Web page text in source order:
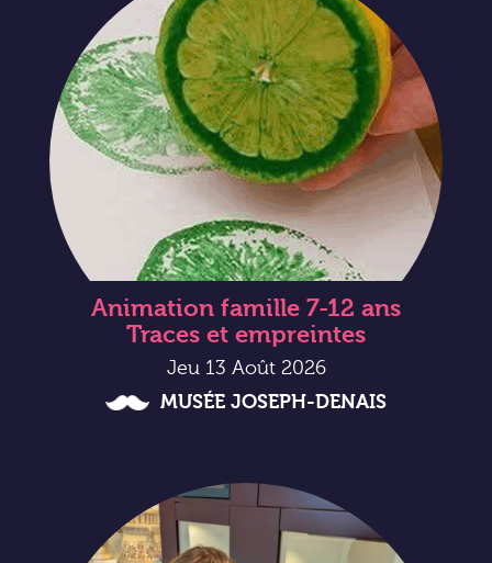
Animation famille 7-12 ans
Traces et empreintes
Jeu 13 Août 2026
MUSÉE JOSEPH-DENAIS